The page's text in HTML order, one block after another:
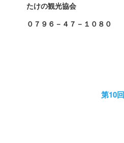
たけの観光協会
０７９６－４７－１０８０
第10